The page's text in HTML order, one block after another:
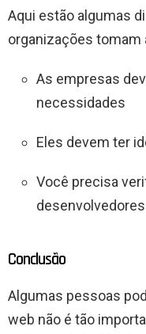
Aqui estão algumas
organizações tomam
As empresas
necessidades
Eles devem ter
Você precisa
desenvolvedores
Conclusão
Algumas pessoas
web não é tão